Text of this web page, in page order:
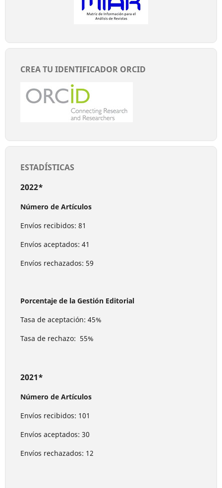
CREA TU IDENTIFICADOR ORCID
ESTADÍSTICAS
2022*
Número de Artículos
Envíos recibidos: 81
Envíos aceptados: 41
Envíos rechazados: 59
Porcentaje de la Gestión Editorial
Tasa de aceptación: 45%
Tasa de rechazo: 55%
2021*
Número de Artículos
Envíos recibidos: 101
Envíos aceptados: 30
Envíos rechazados: 12